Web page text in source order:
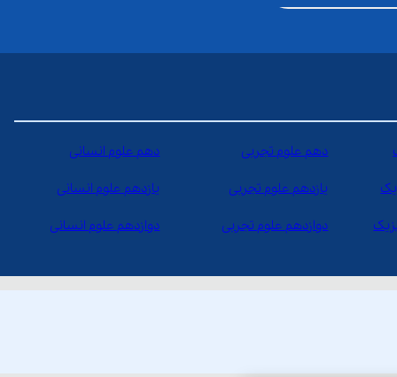
دهم علوم تجربی دهم علوم انسانی
یازدهم علوم تجربی یازدهم علوم انسانی
دوازدهم علوم تجربی دوازدهم علوم انسانی